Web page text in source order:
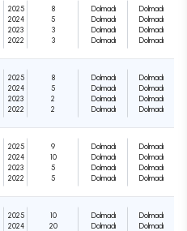
2025
2024
2023
2022
8
5
3
3
Dolmadı
Dolmadı
Dolmadı
Dolmadı
Dolmadı
Dolmadı
Dolmadı
Dolmadı
2025
2024
2023
2022
8
5
2
2
Dolmadı
Dolmadı
Dolmadı
Dolmadı
Dolmadı
Dolmadı
Dolmadı
Dolmadı
2025
2024
2023
2022
9
10
5
5
Dolmadı
Dolmadı
Dolmadı
Dolmadı
Dolmadı
Dolmadı
Dolmadı
Dolmadı
2025
2024
10
20
Dolmadı
Dolmadı
Dolmadı
Dolmadı